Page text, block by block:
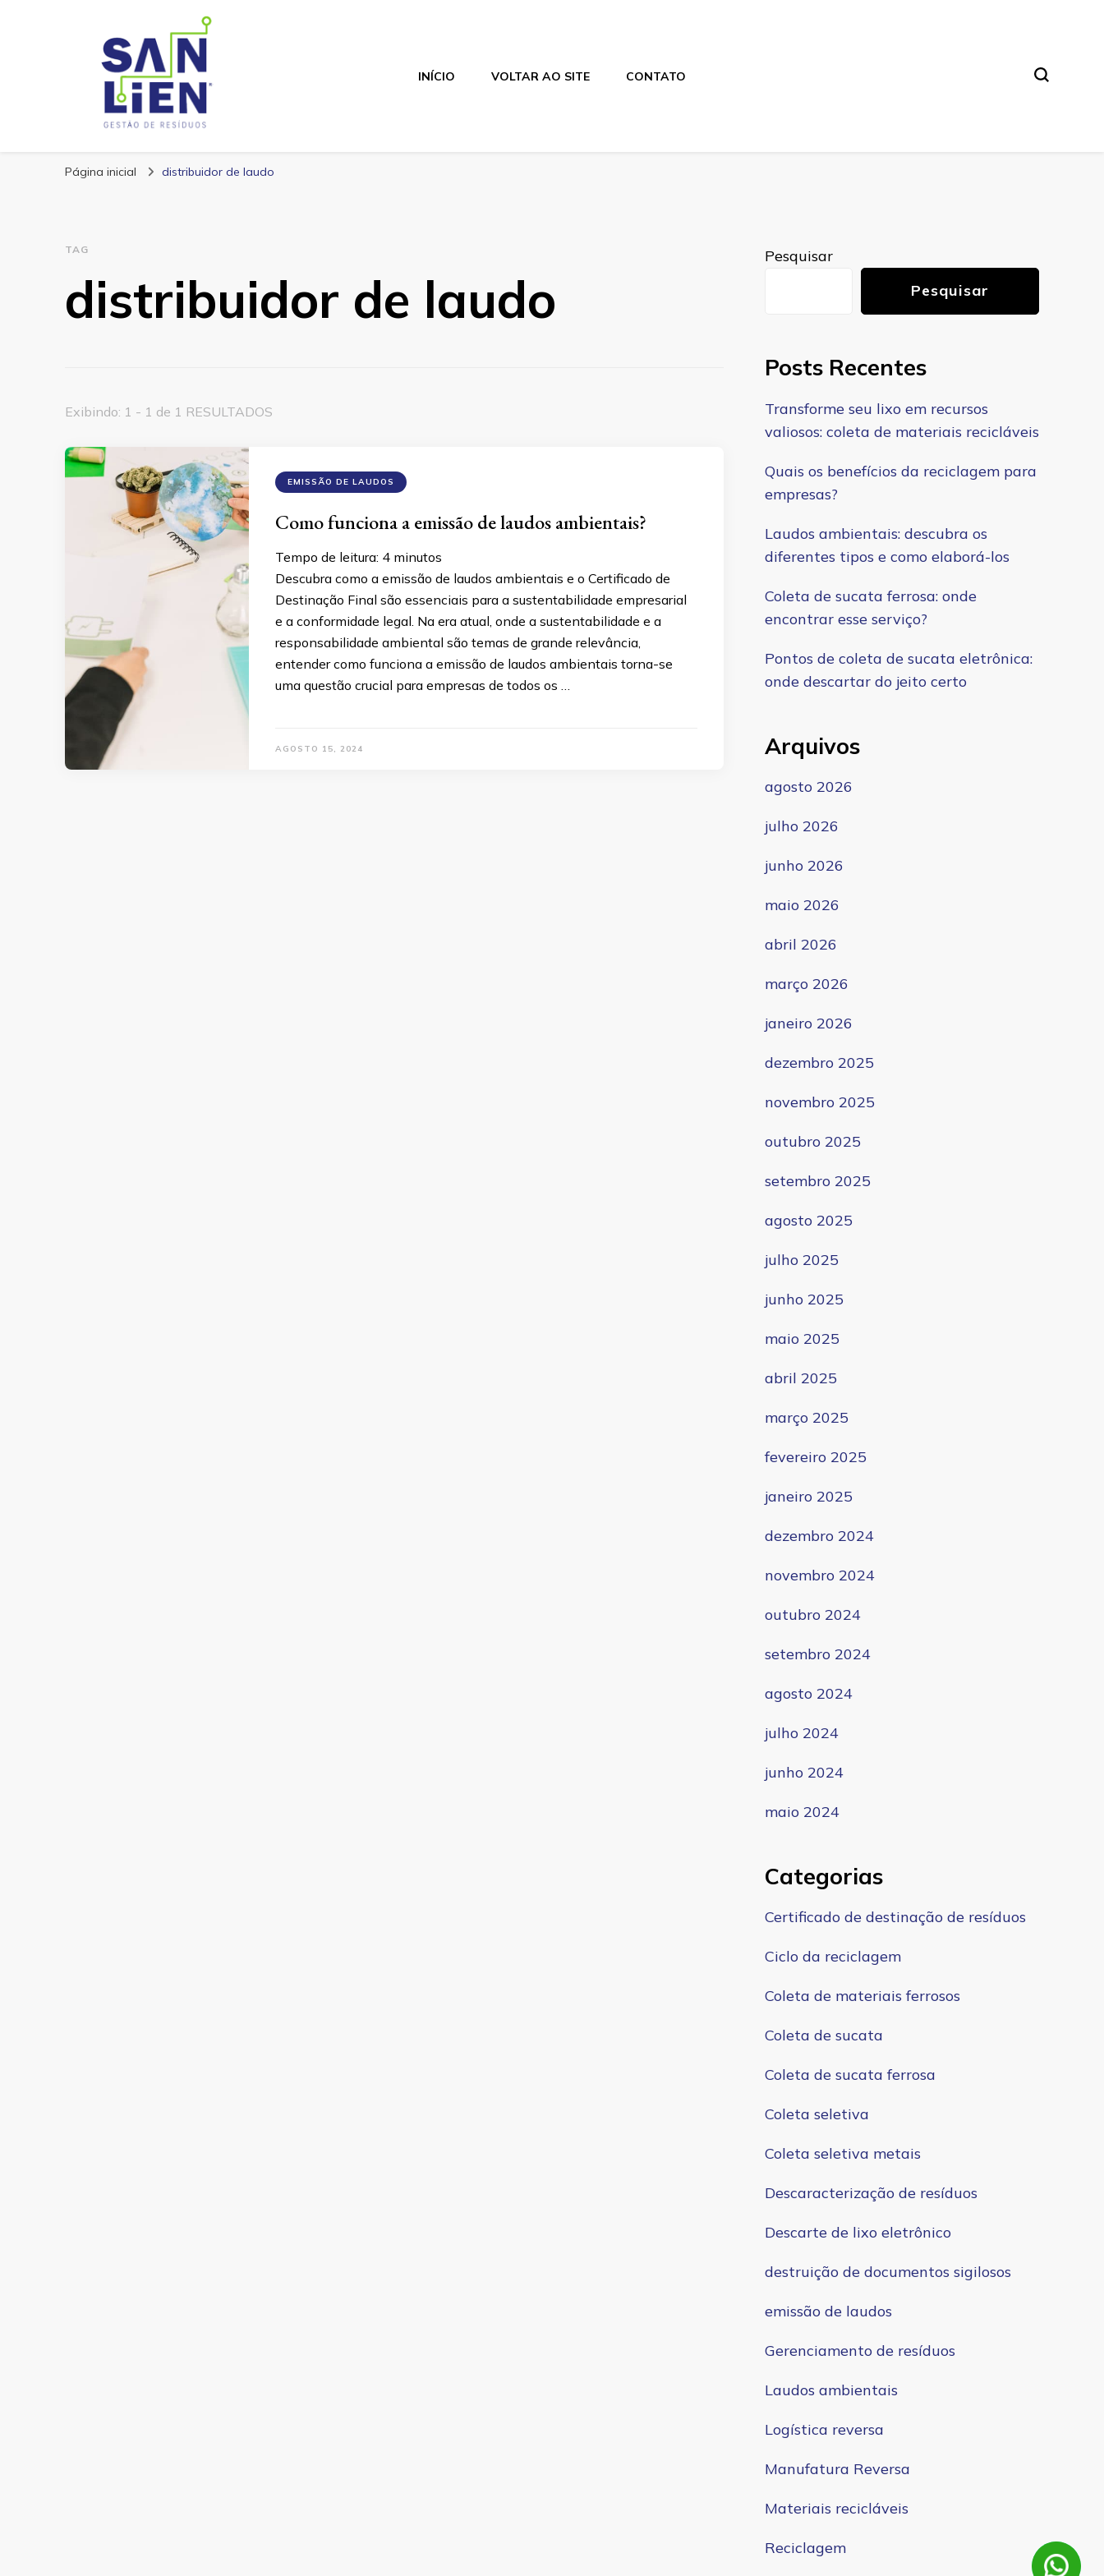
San Lien
INÍCIO VOLTAR AO SITE CONTATO
Página inicial distribuidor de laudo
TAG
distribuidor de laudo
Exibindo: 1 - 1 de 1 RESULTADOS
EMISSÃO DE LAUDOS
Como funciona a emissão de laudos ambientais?
Tempo de leitura: 4 minutos
Descubra como a emissão de laudos ambientais e o Certificado de
Destinação Final são essenciais para a sustentabilidade empresarial
e a conformidade legal. Na era atual, onde a sustentabilidade e a
responsabilidade ambiental são temas de grande relevância,
entender como funciona a emissão de laudos ambientais torna-se
uma questão crucial para empresas de todos os …
AGOSTO 15, 2024
Pesquisar
Pesquisar
Posts Recentes
Transforme seu lixo em recursos
valiosos: coleta de materiais recicláveis
Quais os benefícios da reciclagem para
empresas?
Laudos ambientais: descubra os
diferentes tipos e como elaborá-los
Coleta de sucata ferrosa: onde
encontrar esse serviço?
Pontos de coleta de sucata eletrônica:
onde descartar do jeito certo
Arquivos
agosto 2026
julho 2026
junho 2026
maio 2026
abril 2026
março 2026
janeiro 2026
dezembro 2025
novembro 2025
outubro 2025
setembro 2025
agosto 2025
julho 2025
junho 2025
maio 2025
abril 2025
março 2025
fevereiro 2025
janeiro 2025
dezembro 2024
novembro 2024
outubro 2024
setembro 2024
agosto 2024
julho 2024
junho 2024
maio 2024
Categorias
Certificado de destinação de resíduos
Ciclo da reciclagem
Coleta de materiais ferrosos
Coleta de sucata
Coleta de sucata ferrosa
Coleta seletiva
Coleta seletiva metais
Descaracterização de resíduos
Descarte de lixo eletrônico
destruição de documentos sigilosos
emissão de laudos
Gerenciamento de resíduos
Laudos ambientais
Logística reversa
Manufatura Reversa
Materiais recicláveis
Reciclagem